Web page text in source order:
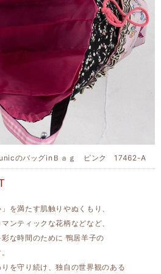
のバッグinＢａｇ ピンク 17462-A
を満たす肌触りやぬくもり、
ンティックな花柄などなど、
な時間のために 鴨居羊子の
を守り続け、独自の世界観のある